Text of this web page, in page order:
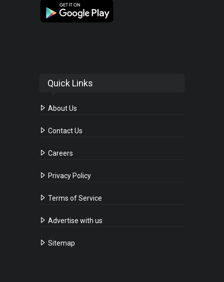
Quick Links
About Us
Contact Us
Careers
Privacy Policy
Terms of Service
Advertise with us
Sitemap